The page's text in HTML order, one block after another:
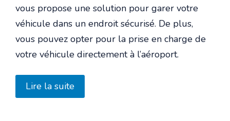
vous propose une solution pour garer votre
véhicule dans un endroit sécurisé. De plus,
vous pouvez opter pour la prise en charge de
votre véhicule directement à l’aéroport.
Lire la suite